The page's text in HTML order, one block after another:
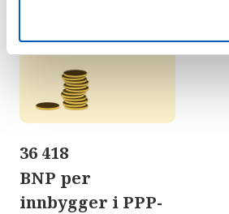
antall innbyggere, justert
36 418
BNP per
innbygger i PPP-